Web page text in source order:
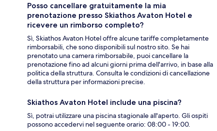
Posso cancellare gratuitamente la mia
prenotazione presso Skiathos Avaton Hotel e
ricevere un rimborso completo?
Sì, Skiathos Avaton Hotel offre alcune tariffe completamente
rimborsabili, che sono disponibili sul nostro sito. Se hai
prenotato una camera rimborsabile, puoi cancellare la
prenotazione fino ad alcuni giorni prima dell'arrivo, in base alla
politica della struttura. Consulta le condizioni di cancellazione
della struttura per informazioni precise.
Skiathos Avaton Hotel include una piscina?
Sì, potrai utilizzare una piscina stagionale all'aperto. Gli ospiti
possono accedervi nel seguente orario: 08:00 - 19:00.